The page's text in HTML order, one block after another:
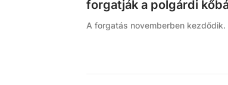
forgatják a polgárdi
A forgatás novemberben kezdődik.